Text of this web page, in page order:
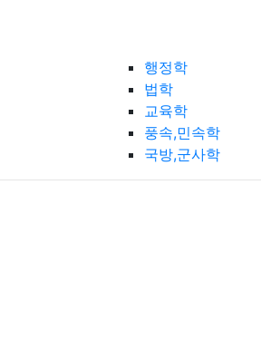
행정학
법학
교육학
풍속,민속학
국방,군사학